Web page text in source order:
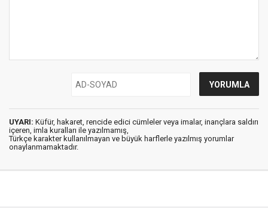
UYARI: Küfür, hakaret, rencide edici cümleler veya imalar, inançlara saldırı
içeren, imla kuralları ile yazılmamış,
Türkçe karakter kullanılmayan ve büyük harflerle yazılmış yorumlar
onaylanmamaktadır.